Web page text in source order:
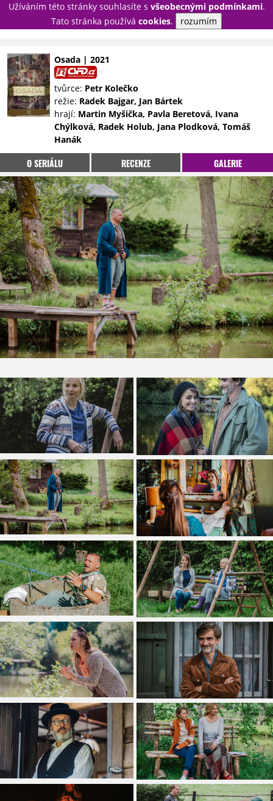
Užíváním této stránky souhlasíte s všeobecnými podmínkami.
Tato stránka používá cookies. rozumím
PŘIHLÁSIT
NOVINKY
TÉMATA
RECENZE
EPIZODY
KULT
TRAILERY
GALERIE
DISKUZE
STATISTIKY
Osada | 2021
tvůrce: Petr Kolečko
režie: Radek Bajgar, Jan Bártek
hrají: Martin Myšička, Pavla Beretová, Ivana
Chýlková, Radek Holub, Jana Plodková, Tomáš
Hanák
O SERIÁLU RECENZE GALERIE